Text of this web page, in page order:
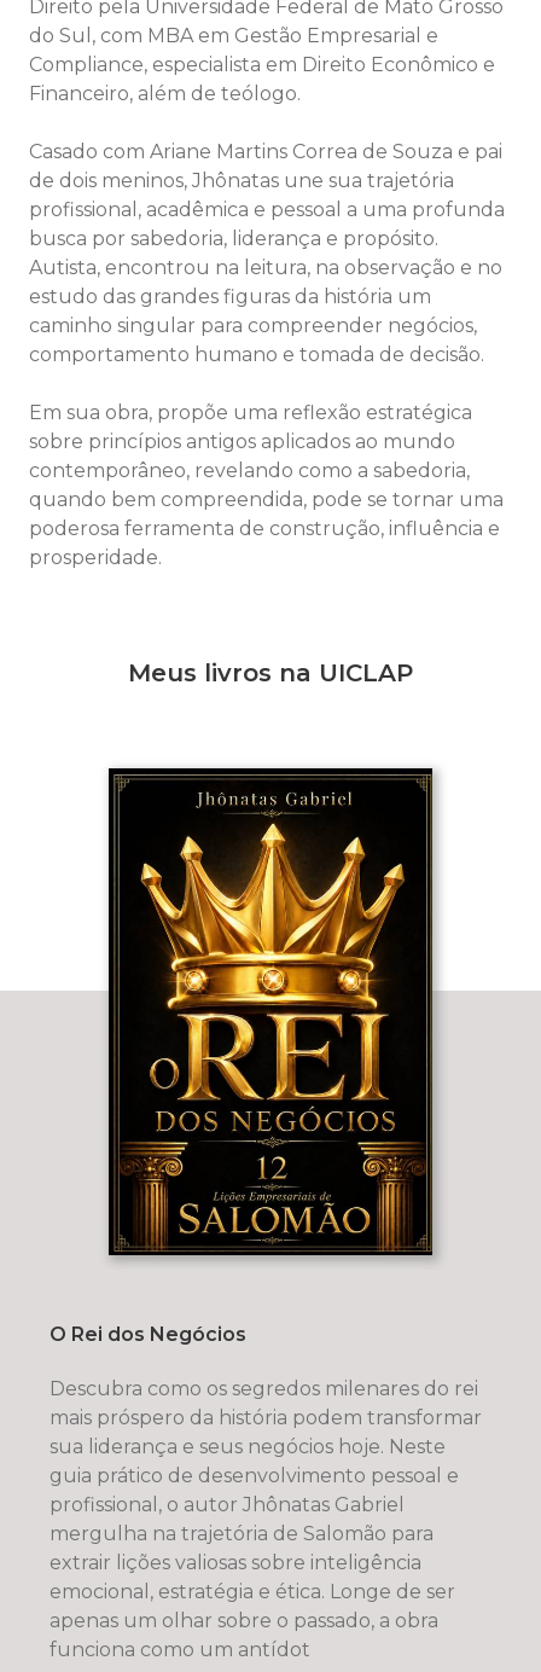
Direito pela Universidade Federal de Mato Grosso
do Sul, com MBA em Gestão Empresarial e
Compliance, especialista em Direito Econômico e
Financeiro, além de teólogo.
Casado com Ariane Martins Correa de Souza e pai
de dois meninos, Jhônatas une sua trajetória
profissional, acadêmica e pessoal a uma profunda
busca por sabedoria, liderança e propósito.
Autista, encontrou na leitura, na observação e no
estudo das grandes figuras da história um
caminho singular para compreender negócios,
comportamento humano e tomada de decisão.
Em sua obra, propõe uma reflexão estratégica
sobre princípios antigos aplicados ao mundo
contemporâneo, revelando como a sabedoria,
quando bem compreendida, pode se tornar uma
poderosa ferramenta de construção, influência e
prosperidade.
Meus livros na UICLAP
O Rei dos Negócios
Descubra como os segredos milenares do rei
mais próspero da história podem transformar
sua liderança e seus negócios hoje. Neste
guia prático de desenvolvimento pessoal e
profissional, o autor Jhônatas Gabriel
mergulha na trajetória de Salomão para
extrair lições valiosas sobre inteligência
emocional, estratégia e ética. Longe de ser
apenas um olhar sobre o passado, a obra
funciona como um antídot